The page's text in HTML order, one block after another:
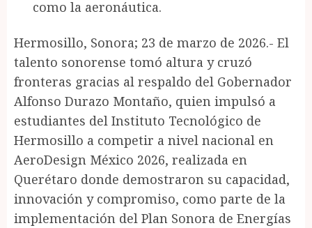
como la aeronáutica.
Hermosillo, Sonora; 23 de marzo de 2026.- El
talento sonorense tomó altura y cruzó
fronteras gracias al respaldo del Gobernador
Alfonso Durazo Montaño, quien impulsó a
estudiantes del Instituto Tecnológico de
Hermosillo a competir a nivel nacional en
AeroDesign México 2026, realizada en
Querétaro donde demostraron su capacidad,
innovación y compromiso, como parte de la
implementación del Plan Sonora de Energías